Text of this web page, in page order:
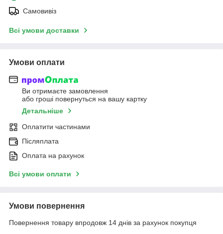
Самовивіз
Всі умови доставки
Умови оплати
Ви отримаєте замовлення
або гроші повернуться на вашу картку
Детальніше
Оплатити частинами
Післяплата
Оплата на рахунок
Всі умови оплати
Умови повернення
Повернення товару впродовж 14 днів за рахунок покупця